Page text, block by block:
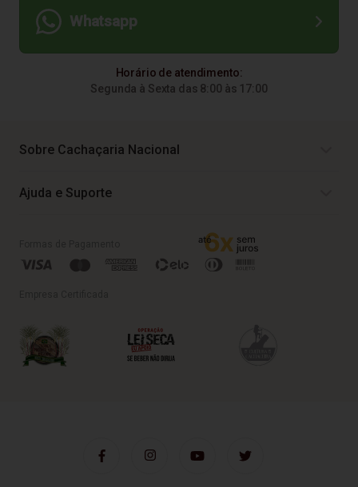
Whatsapp
Horário de atendimento:
Segunda à Sexta das 8:00 às 17:00
Sobre Cachaçaria Nacional
Ajuda e Suporte